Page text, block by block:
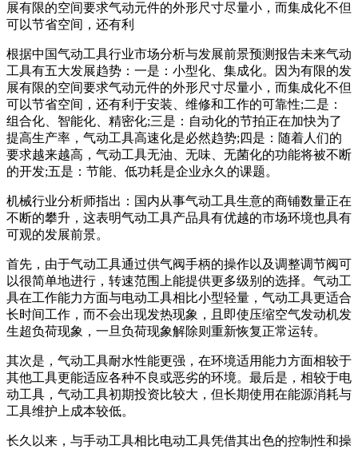
展有限的空间要求气动元件的外形尺寸尽量小，而集成化不但
可以节省空间，还有利
根据中国气动工具行业市场分析与发展前景预测报告未来气动
工具有五大发展趋势：一是：小型化、集成化。因为有限的发
展有限的空间要求气动元件的外形尺寸尽量小，而集成化不但
可以节省空间，还有利于安装、维修和工作的可靠性;二是：
组合化、智能化、精密化;三是：自动化的节拍正在加快为了
提高生产率，气动工具高速化是必然趋势;四是：随着人们的
要求越来越高，气动工具无油、无味、无菌化的功能将被不断
的开发;五是：节能、低功耗是企业永久的课题。
机械行业分析师指出：国内从事气动工具生意的商铺数量正在
不断的攀升，这表明气动工具产品具有优越的市场环境也具有
可观的发展前景。
首先，由于气动工具通过供气阀手柄的操作以及调整调节阀可
以很简单地进行，转速范围上能提供更多级别的选择。气动工
具在工作能力方面与电动工具相比小型轻量，气动工具更适合
长时间工作，而不会出现发热现象，且即使压缩空气发动机发
生超负荷现象，一旦负荷现象解除则重新恢复正常运转。
其次是，气动工具耐水性能更强，在环境适用能力方面相较于
其他工具更能适应各种不良或恶劣的环境。最后是，相较于电
动工具，气动工具初期投资比较大，但长期使用在能源消耗与
工具维护上成本较低。
长久以来，与手动工具相比电动工具凭借其出色的控制性和操